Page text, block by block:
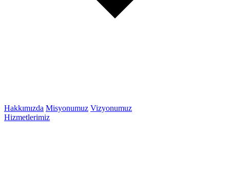
Hakkımızda Misyonumuz Vizyonumuz
Hizmetlerimiz